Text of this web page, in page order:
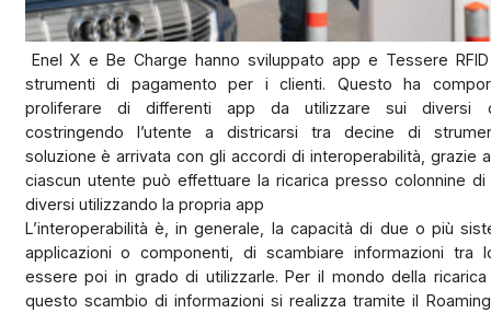
Enel X e Be Charge hanno sviluppato app e Tessere
strumenti di pagamento per i clienti. Questo ha
proliferare di differenti app da utilizzare sui diversi
costringendo l’utente a districarsi tra decine di
soluzione è arrivata con gli accordi di interoperabilità, grazie
ciascun utente può effettuare la ricarica presso colonnine di
diversi utilizzando la propria app
L’interoperabilità è, in generale, la capacità di due o più
applicazioni o componenti, di scambiare informazioni tra
essere poi in grado di utilizzarle. Per il mondo della
questo scambio di informazioni si realizza tramite il